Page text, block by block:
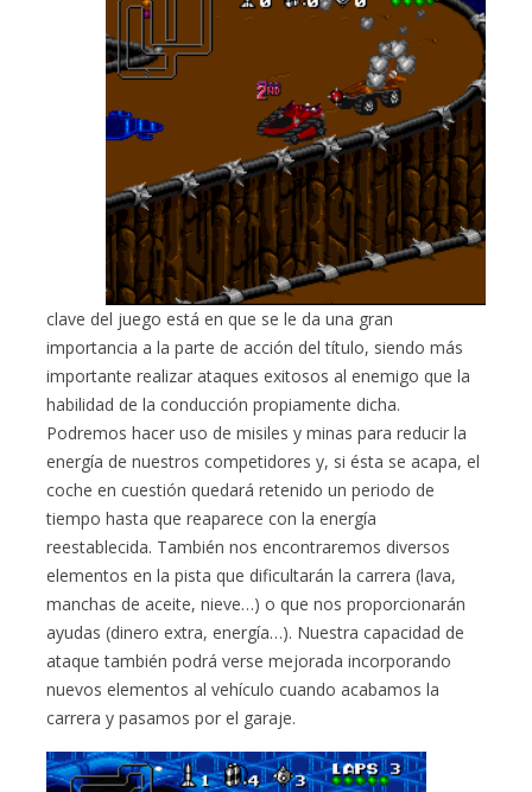
clave del juego está en que se le da una gran
importancia a la parte de acción del título, siendo más
importante realizar ataques exitosos al enemigo que la
habilidad de la conducción propiamente dicha.
Podremos hacer uso de misiles y minas para reducir la
energía de nuestros competidores y, si ésta se acapa, el
coche en cuestión quedará retenido un periodo de
tiempo hasta que reaparece con la energía
reestablecida. También nos encontraremos diversos
elementos en la pista que dificultarán la carrera (lava,
manchas de aceite, nieve…) o que nos proporcionarán
ayudas (dinero extra, energía…). Nuestra capacidad de
ataque también podrá verse mejorada incorporando
nuevos elementos al vehículo cuando acabamos la
carrera y pasamos por el garaje.